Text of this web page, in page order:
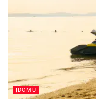
ĮDOMU